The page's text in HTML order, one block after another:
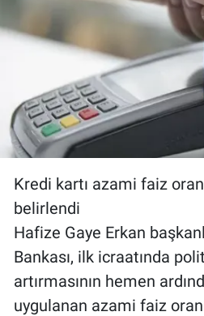
Kredi kartı azami faiz
belirlendi
Hafize Gaye Erkan
Bankası, ilk icraatında
artırmasının hemen
uygulanan azami faiz